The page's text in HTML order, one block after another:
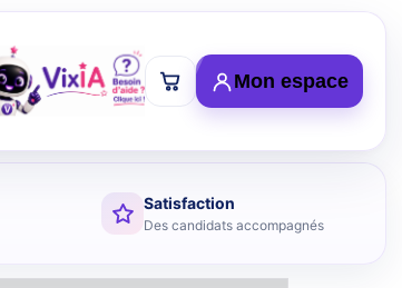
Mon espace
Satisfaction
Des candidats accompagnés